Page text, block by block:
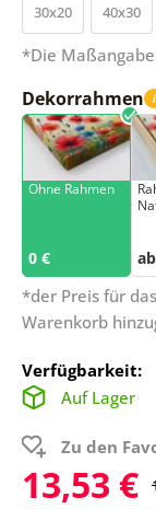
30x20 40x30
*Die
Dekorrahmen i
Ohne Rahmen
0 €
*der Preis für
Warenkorb
Verfügbarkeit:
Auf Lager
Zu den
13,53 €